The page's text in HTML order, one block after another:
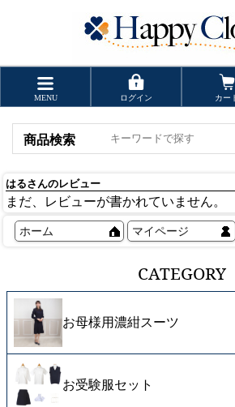
MENU ログイン カー
商品検索
はるさんのレビュー
まだ、レビューが書かれていません。
ホーム マイページ
CATEGORY
お母様用濃紺スーツ
お受験服セット